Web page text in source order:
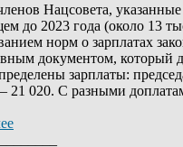
Нацсовета,
до 2023 года (около 13
норм о зарплатах
документом, который
зарплаты:
21 020. С разными